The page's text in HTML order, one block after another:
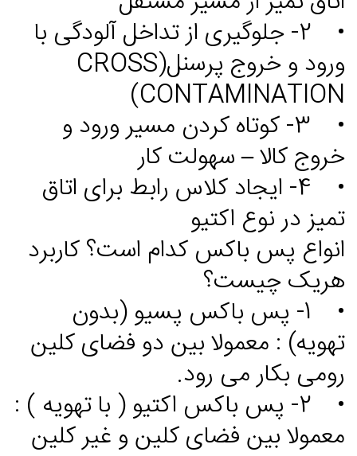
• 2- جلوگیری از تداخل آلودگی با
ورود و خروج پرسنل(CROSS
CONTAMINATION)
• 3- کوتاه کردن مسیر ورود و
خروج کالا – سهولت کار
• 4- ایجاد کلاس رابط برای اتاق
تمیز در نوع اکتیو
انواع پس باکس کدام است؟ کاربرد
هریک چیست؟
• 1- پس باکس پسیو (بدون
تهویه) : معمولا بین دو فضای کلین
رومی بکار می رود.
• 2- پس باکس اکتیو ( با تهویه ) :
معمولا بین فضای کلین و غیر کلین